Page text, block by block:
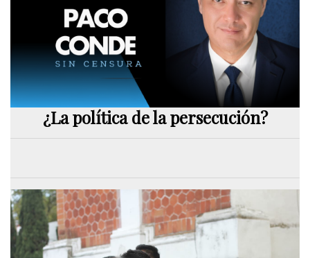
¿La política de la persecución?